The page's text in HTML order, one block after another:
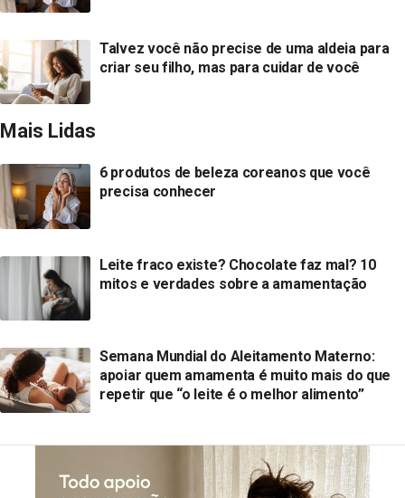
Talvez você não precise de uma aldeia para
criar seu filho, mas para cuidar de você
Mais Lidas
6 produtos de beleza coreanos que você
precisa conhecer
Leite fraco existe? Chocolate faz mal? 10
mitos e verdades sobre a amamentação
Semana Mundial do Aleitamento Materno:
apoiar quem amamenta é muito mais do que
repetir que “o leite é o melhor alimento”